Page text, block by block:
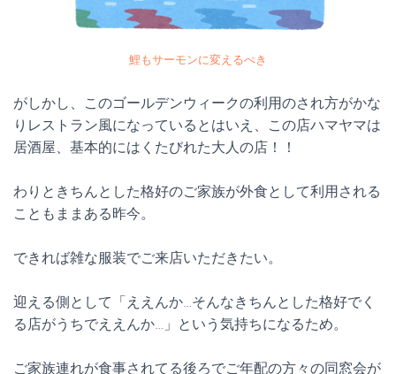
鯉もサーモンに変えるべき
がしかし、このゴールデンウィークの利用のされ方がかな
りレストラン風になっているとはいえ、この店ハマヤマは
居酒屋、基本的にはくたびれた大人の店！！
わりときちんとした格好のご家族が外食として利用される
こともままある昨今。
できれば雑な服装でご来店いただきたい。
迎える側として「ええんか…そんなきちんとした格好でく
る店がうちでええんか…」という気持ちになるため。
ご家族連れが食事されてる後ろでご年配の方々の同窓会が